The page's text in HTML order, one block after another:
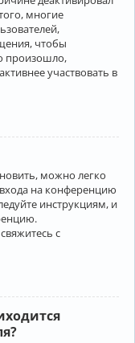
многие
чтобы
произошло,
участвовать в
можно легко
на конференцию
инструкциям, и
с